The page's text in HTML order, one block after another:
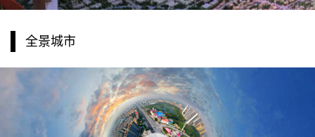
全景城市